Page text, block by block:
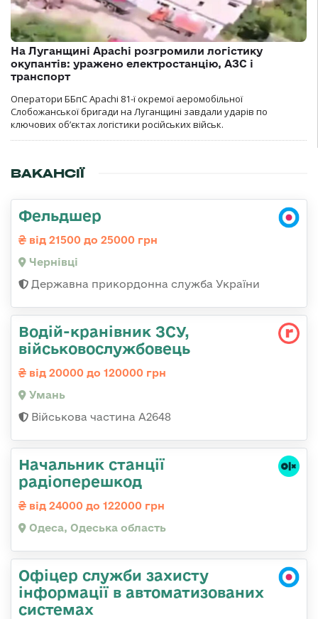
На Луганщині Apachi розгромили логістику
окупантів: уражено електростанцію, АЗС і
транспорт
Оператори ББпС Apachi 81-ї окремої аеромобільної
Слобожанської бригади на Луганщині завдали ударів по
ключових об’єктах логістики російських військ.
ВАКАНСІЇ
Фельдшер
від 21500 до 25000 грн
Чернівці
Державна прикордонна служба України
Водій-кранівник ЗСУ,
військовослужбовець
від 20000 до 120000 грн
Умань
Військова частина А2648
Начальник станції
радіоперешкод
від 24000 до 122000 грн
Одеса, Одеська область
Офіцер служби захисту
інформації в автоматизованих
системах